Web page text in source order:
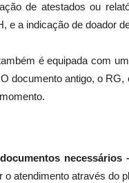
de atestados ou
e a indicação de doador
é equipada com
documento antigo, o
necessários
o atendimento através do